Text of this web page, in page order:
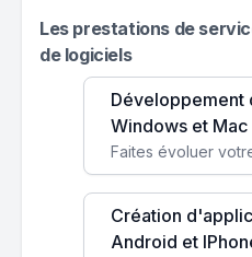
Les prestations de
de logiciels
Développement
Windows et Mac
Création
Android et